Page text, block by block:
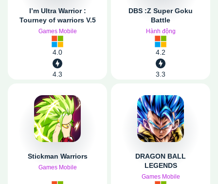
I’m Ultra Warrior :
Tourney of warriors V.5
Games Mobile
4.0
4.3
DBS :Z Super Goku
Battle
Hành động
4.2
3.3
Stickman Warriors
Games Mobile
DRAGON BALL
LEGENDS
Games Mobile